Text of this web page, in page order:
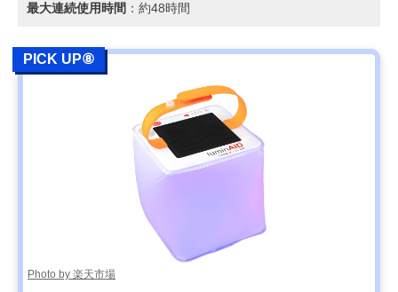
最大連続使用時間 ：約48時間
PICK UP⑧
Photo by 楽天市場